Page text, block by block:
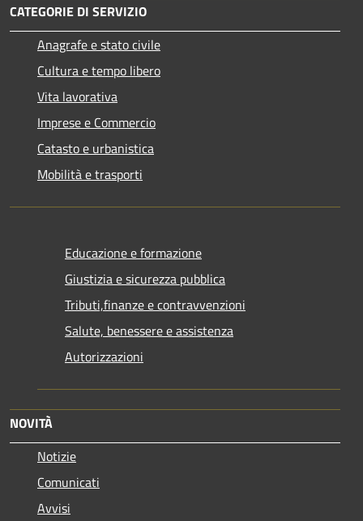
CATEGORIE DI SERVIZIO
Anagrafe e stato civile
Cultura e tempo libero
Vita lavorativa
Imprese e Commercio
Catasto e urbanistica
Mobilità e trasporti
Educazione e formazione
Giustizia e sicurezza pubblica
Tributi,finanze e contravvenzioni
Salute, benessere e assistenza
Autorizzazioni
NOVITÀ
Notizie
Comunicati
Avvisi